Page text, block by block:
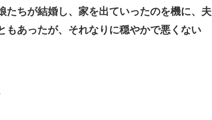
ちが結婚し、家を出ていったのを機に、夫
あったが、それなりに穏やかで悪くない